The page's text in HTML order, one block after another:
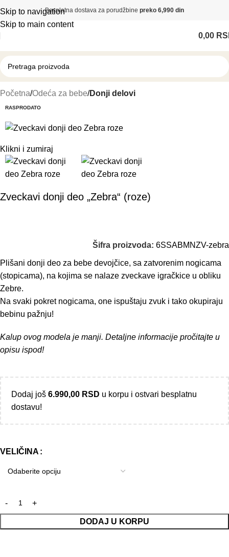
Skip to navigation
Skip to main content
Besplatna dostava za porudžbine preko 6,990 din
0,00
Početna Odeća za bebe Donji delovi
RASPRODATO
Klikni i zumiraj
Zveckavi donji deo „Zebra“ (roze)
Šifra proizvoda: 6SSABMNZV-zebra
Plišani donji deo za bebe devojčice, sa zatvorenim nogicama
(stopicama), na kojima se nalaze zveckave igračkice u obliku
Zebre.
Na svaki pokret nogicama, one ispuštaju zvuk i tako okupiraju
bebinu pažnju!
Kalup ovog modela je manji. Detaljne informacije pročitajte u
opisu ispod!
Dodaj još 6.990,00 RSD u korpu i ostvari besplatnu
dostavu!
VELIČINA
DODAJ U KORPU